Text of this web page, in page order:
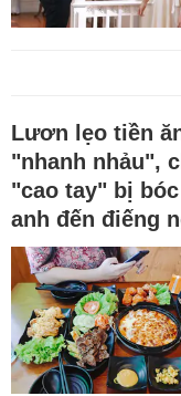
Lươn lẹo tiền
"nhanh nhảu",
"cao tay" bị
anh đến điếng